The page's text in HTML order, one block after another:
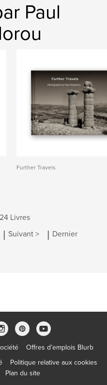
Paul
Further Travels
Livres
| Suivant > | Dernier
Offres d’emplois Blurb
Politique relative aux cookies
Plan du site